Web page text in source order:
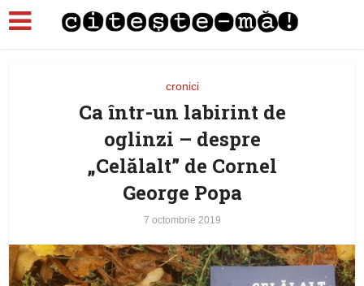
cronici
Ca într-un labirint de
oglinzi – despre
„Celălalt” de Cornel
George Popa
7 octombrie 2019